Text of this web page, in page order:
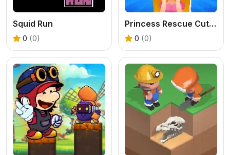
Squid Run
0 (0)
Princess Rescue Cut Rope
0 (0)